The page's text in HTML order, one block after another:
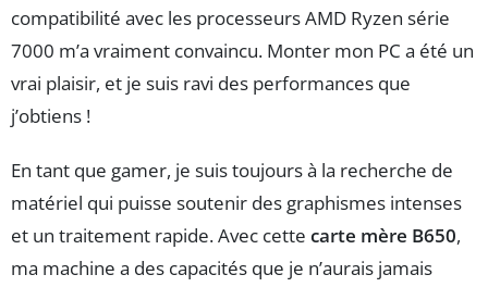
compatibilité avec les processeurs AMD Ryzen série
7000 m’a vraiment convaincu. Monter mon PC a été un
vrai plaisir, et je suis ravi des performances que
j’obtiens !
En tant que gamer, je suis toujours à la recherche de
matériel qui puisse soutenir des graphismes intenses
et un traitement rapide. Avec cette carte mère B650,
ma machine a des capacités que je n’aurais jamais